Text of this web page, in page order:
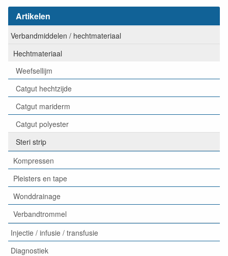
Artikelen
Verbandmiddelen / hechtmateriaal
Hechtmateriaal
Weefsellijm
Catgut hechtzijde
Catgut mariderm
Catgut polyester
Steri strip
Kompressen
Pleisters en tape
Wonddrainage
Verbandtrommel
Injectie / infusie / transfusie
Diagnostiek